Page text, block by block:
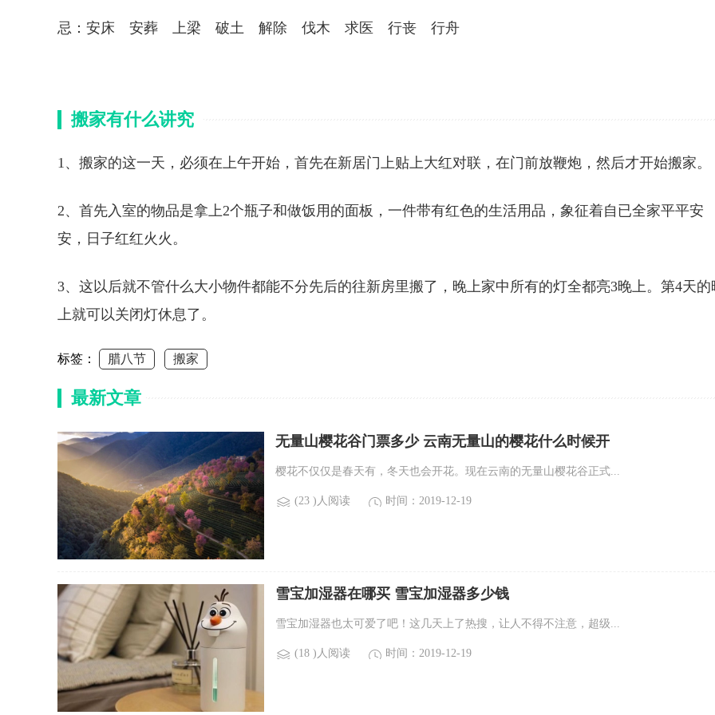
忌：安床 安葬 上梁 破土 解除 伐木 求医 行丧 行舟
搬家有什么讲究
1、搬家的这一天，必须在上午开始，首先在新居门上贴上大红对联，在门前放鞭炮，然后才开始搬家。
2、首先入室的物品是拿上2个瓶子和做饭用的面板，一件带有红色的生活用品，象征着自已全家平平安
安，日子红红火火。
3、这以后就不管什么大小物件都能不分先后的往新房里搬了，晚上家中所有的灯全都亮3晚上。第4天的
上就可以关闭灯休息了。
标签： 腊八节 搬家
最新文章
无量山樱花谷门票多少 云南无量山的樱花什么时候开
樱花不仅仅是春天有，冬天也会开花。现在云南的无量山樱花谷正式...
(23 )人阅读 时间：2019-12-19
雪宝加湿器在哪买 雪宝加湿器多少钱
雪宝加湿器也太可爱了吧！这几天上了热搜，让人不得不注意，超级...
(18 )人阅读 时间：2019-12-19